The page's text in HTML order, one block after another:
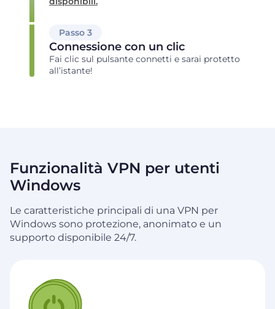
Passo 3
Connessione con un clic
Fai clic sul pulsante connetti e sarai protetto
all’istante!
Funzionalità VPN per utenti
Windows
Le caratteristiche principali di una VPN per
Windows sono protezione, anonimato e un
supporto disponibile 24/7.